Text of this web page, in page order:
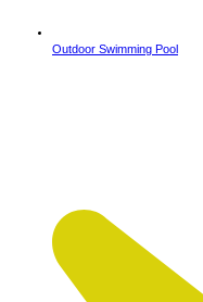
Outdoor Swimming Pool